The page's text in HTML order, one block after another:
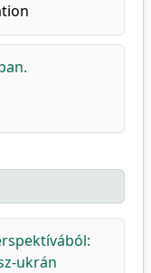
ukrán